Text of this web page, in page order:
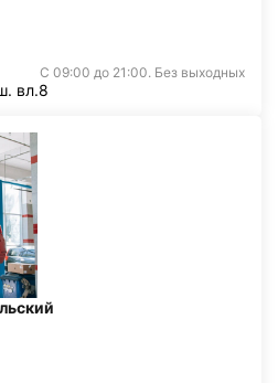
С 09:00 до 21:00. Без выходных
вл.8